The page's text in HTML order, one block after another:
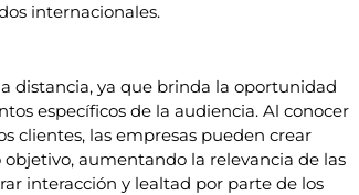
internacionales.
distancia, ya que brinda la oportunidad
específicos de la audiencia. Al conocer
clientes, las empresas pueden crear
aumentando la relevancia de las
interacción y lealtad por parte de los